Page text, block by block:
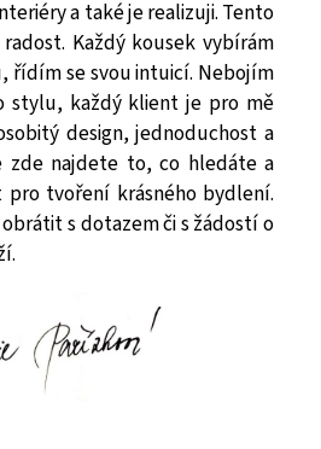
a také je realizuji. Tento
Každý kousek vybírám
řídím se svou intuicí. Nebojím
stylu, každý klient je pro mě
design, jednoduchost a
zde najdete to, co hledáte a
pro tvoření krásného bydlení.
s dotazem či s žádostí o